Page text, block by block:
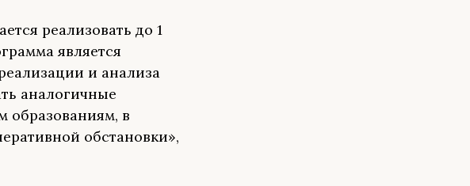
реализовать до 1
является
и анализа
аналогичные
в
обстановки»,